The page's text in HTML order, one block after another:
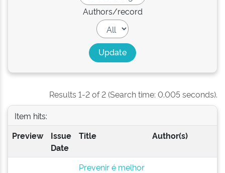
Authors/record
Results 1-2 of 2 (Search time: 0.005 seconds).
Item hits:
Preview
Issue
Date
Title Author(s)
Prevenir é melhor